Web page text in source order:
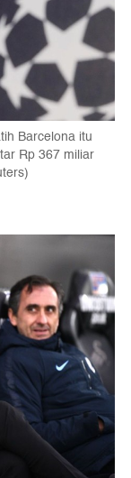
Barcelona itu
Rp 367 miliar